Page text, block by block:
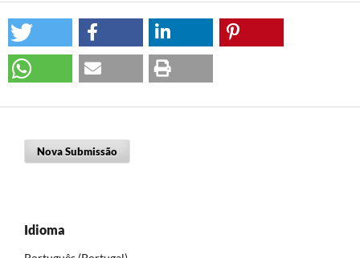
Nova Submissão
Idioma